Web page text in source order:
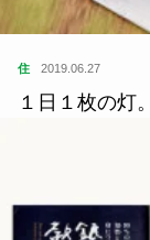
住 2019.06.27
１日１枚の灯